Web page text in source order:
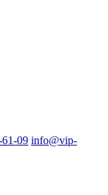
09 info@vip-